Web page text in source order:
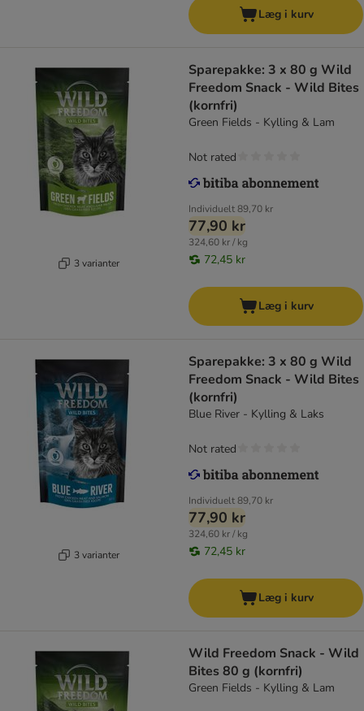
Læg i kurv
3 varianter
Sparepakke: 3 x 80 g Wild
Freedom Snack - Wild Bites
(kornfri)
Green Fields - Kylling & Lam
Individuelt89,70 kr
77,90 kr
324,60 kr / kg
72,45 kr
Not rated
Læg i kurv
3 varianter
Sparepakke: 3 x 80 g Wild
Freedom Snack - Wild Bites
(kornfri)
Blue River - Kylling & Laks
Individuelt89,70 kr
77,90 kr
324,60 kr / kg
72,45 kr
Not rated
Læg i kurv
Wild Freedom Snack - Wild
Bites 80 g (kornfri)
Green Fields - Kylling & Lam